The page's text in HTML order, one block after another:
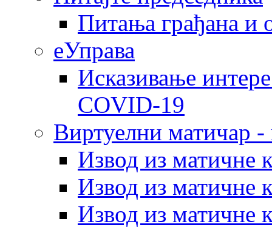
Питања грађана и
еУправа
Исказивање
COVID-19
Виртуелни матичар -
Извод из матичне
Извод из матичне
Извод из матичне